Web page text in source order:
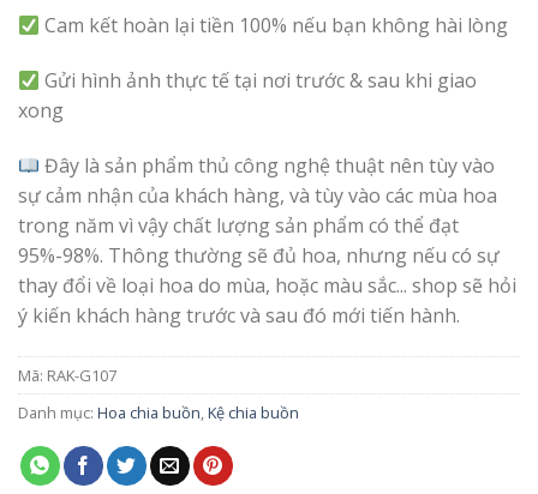
Cam kết hoàn lại tiền 100% nếu bạn không hài lòng
Gửi hình ảnh thực tế tại nơi trước & sau khi giao
xong
Đây là sản phẩm thủ công nghệ thuật nên tùy vào
sự cảm nhận của khách hàng, và tùy vào các mùa hoa
trong năm vì vậy chất lượng sản phẩm có thể đạt
95%-98%. Thông thường sẽ đủ hoa, nhưng nếu có sự
thay đổi về loại hoa do mùa, hoặc màu sắc... shop sẽ hỏi
ý kiến khách hàng trước và sau đó mới tiến hành.
Mã: RAK-G107
Danh mục: Hoa chia buồn,Kệ chia buồn